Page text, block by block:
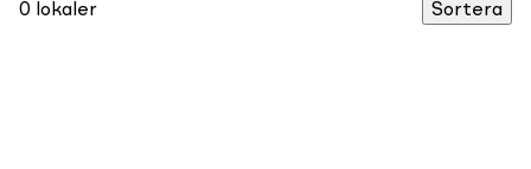
0 lokaler Sortera